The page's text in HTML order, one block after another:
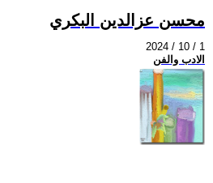
محسن عزالدين البكري
2024 / 10 / 1
الادب والفن